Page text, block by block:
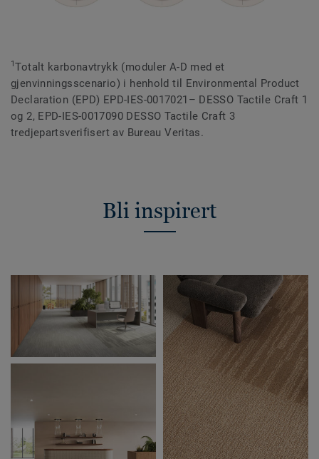
1Totalt karbonavtrykk (moduler A-D med et
gjenvinningsscenario) i henhold til Environmental Product
Declaration (EPD) EPD-IES-0017021– DESSO Tactile Craft 1
og 2, EPD-IES-0017090 DESSO Tactile Craft 3
tredjepartsverifisert av Bureau Veritas.
Bli inspirert